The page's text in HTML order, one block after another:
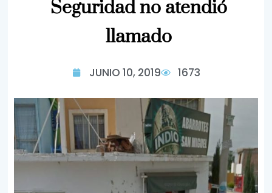
Seguridad no atendió
llamado
JUNIO 10, 2019 1673